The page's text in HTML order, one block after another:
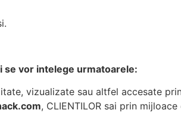
vor intelege urmatoarele:
vizualizate sau altfel accesate
, CLIENTILOR sai prin